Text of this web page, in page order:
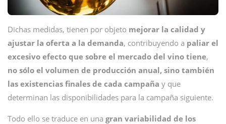
Dichas medidas, tienen por objeto mejorar la calidad y
ajustar la oferta a la demanda, contribuyendo a paliar el
excesivo efecto que sobre el mercado del vino tiene,
no sólo el volumen de producción anual, sino también
las existencias finales de cada campaña y que
determinan las disponibilidades para la campaña siguiente.
Todo ello se traduce en una gran variabilidad de los